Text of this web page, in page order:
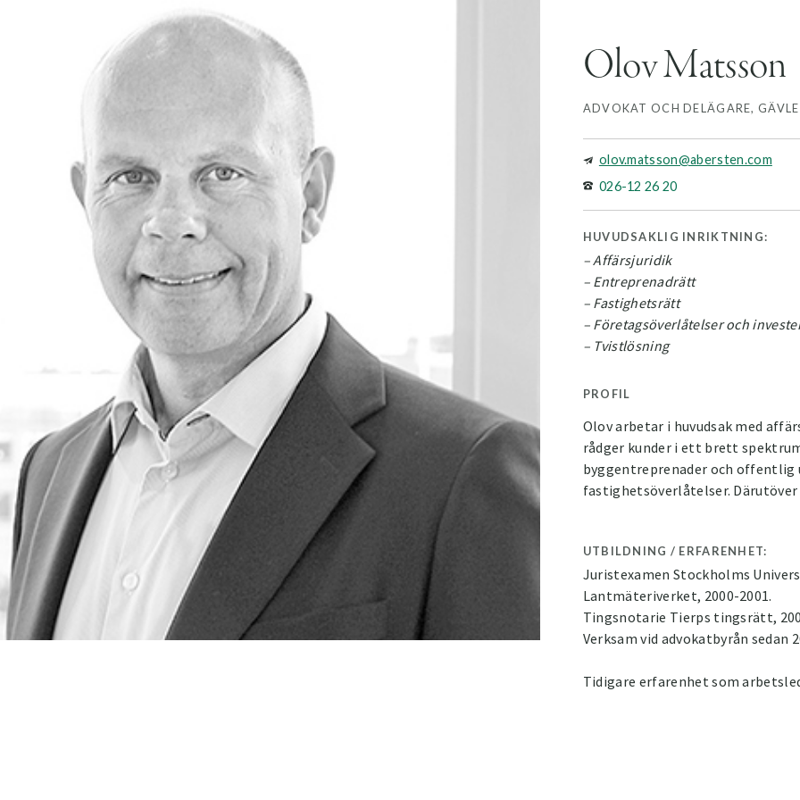
Olov Matsson
ADVOKAT OCH DELÄGARE, GÄVLE
 olov.matsson@abersten.com
 026-12 26 20
HUVUDSAKLIG INRIKTNING:
– Affärsjuridik
– Entreprenadrätt
– Fastighetsrätt
– Företagsöverlåtelser och
– Tvistlösning
PROFIL
Olov arbetar i huvudsak med
rådger kunder i ett brett
byggentreprenader och
fastighetsöverlåtelser.
UTBILDNING / ERFARENHET:
Juristexamen Stockholms
Lantmäteriverket, 2000-2001.
Tingsnotarie Tierps tingsrätt,
Verksam vid advokatbyrån sedan
Tidigare erfarenhet som